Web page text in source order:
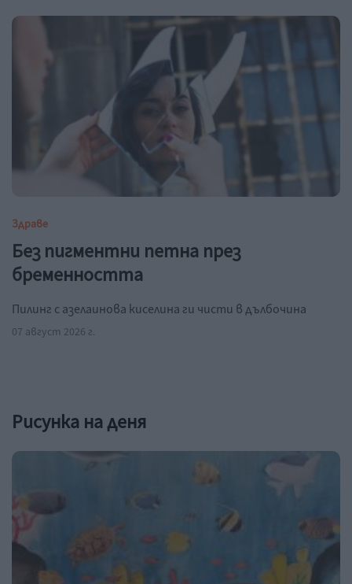
Здраве
Без пигментни петна през
бременността
Пилинг с азелаинова киселина ги чисти в дълбочина
07 август 2026 г.
Рисунка на деня